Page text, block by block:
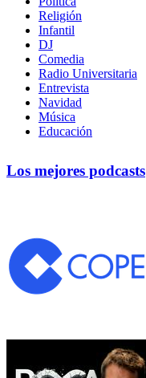
Religión
Infantil
DJ
Comedia
Radio Universitaria
Entrevista
Navidad
Música
Educación
Los mejores podcasts